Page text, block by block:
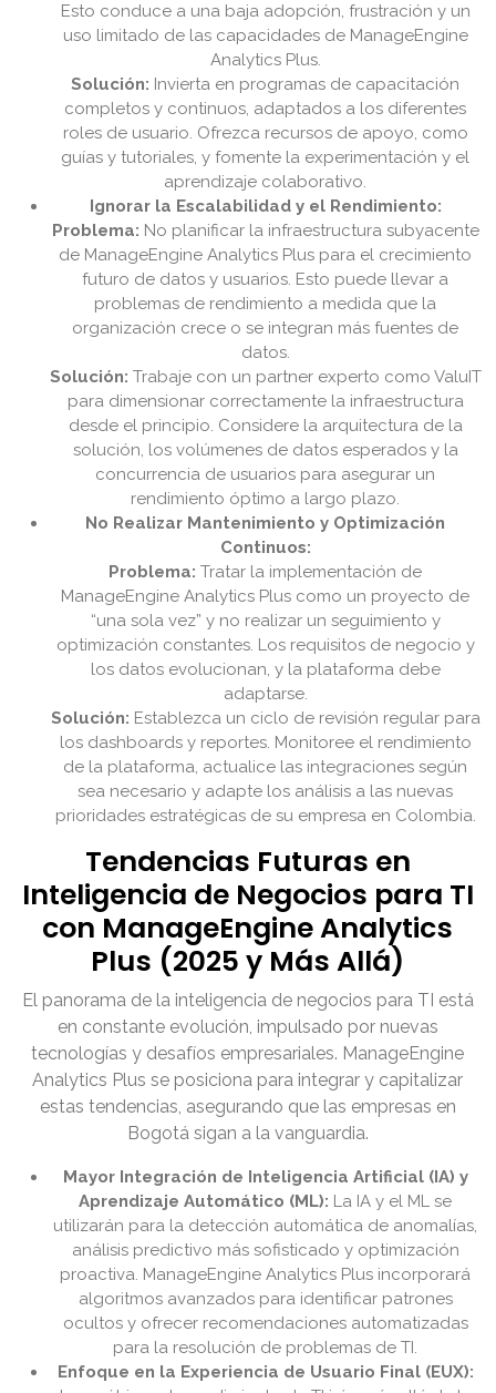
Esto conduce a una baja adopción, frustración y un
uso limitado de las capacidades de ManageEngine
Analytics Plus.
Solución: Invierta en programas de capacitación
completos y continuos, adaptados a los diferentes
roles de usuario. Ofrezca recursos de apoyo, como
guías y tutoriales, y fomente la experimentación y el
aprendizaje colaborativo.
Ignorar la Escalabilidad y el Rendimiento:
Problema: No planificar la infraestructura subyacente
de ManageEngine Analytics Plus para el crecimiento
futuro de datos y usuarios. Esto puede llevar a
problemas de rendimiento a medida que la
organización crece o se integran más fuentes de
datos.
Solución: Trabaje con un partner experto como ValuIT
para dimensionar correctamente la infraestructura
desde el principio. Considere la arquitectura de la
solución, los volúmenes de datos esperados y la
concurrencia de usuarios para asegurar un
rendimiento óptimo a largo plazo.
No Realizar Mantenimiento y Optimización
Continuos:
Problema: Tratar la implementación de
ManageEngine Analytics Plus como un proyecto de
“una sola vez” y no realizar un seguimiento y
optimización constantes. Los requisitos de negocio y
los datos evolucionan, y la plataforma debe
adaptarse.
Solución: Establezca un ciclo de revisión regular para
los dashboards y reportes. Monitoree el rendimiento
de la plataforma, actualice las integraciones según
sea necesario y adapte los análisis a las nuevas
prioridades estratégicas de su empresa en Colombia.
Tendencias Futuras en
Inteligencia de Negocios para TI
con ManageEngine Analytics
Plus (2025 y Más Allá)
El panorama de la inteligencia de negocios para TI está
en constante evolución, impulsado por nuevas
tecnologías y desafíos empresariales. ManageEngine
Analytics Plus se posiciona para integrar y capitalizar
estas tendencias, asegurando que las empresas en
Bogotá sigan a la vanguardia.
Mayor Integración de Inteligencia Artificial (IA) y
Aprendizaje Automático (ML): La IA y el ML se
utilizarán para la detección automática de anomalías,
análisis predictivo más sofisticado y optimización
proactiva. ManageEngine Analytics Plus incorporará
algoritmos avanzados para identificar patrones
ocultos y ofrecer recomendaciones automatizadas
para la resolución de problemas de TI.
Enfoque en la Experiencia de Usuario Final (EUX):